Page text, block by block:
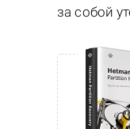
за собой